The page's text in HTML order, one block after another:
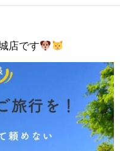
店です